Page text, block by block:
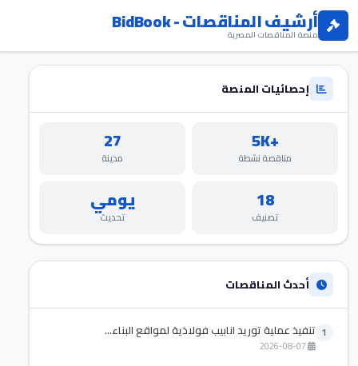
أرشيف المناقصات - BidBook
منصة المناقصات المصرية
إحصائيات المنصة
+5K
مناقصة نشطة
27
مدينة
18
تصنيف
يومي
تحديث
أحدث المناقصات
1 تنفيذ عملية توريد انابيب فولاذية لمواقع البناء...